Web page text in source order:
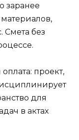
заранее
Смета без
проект,
для
в актах